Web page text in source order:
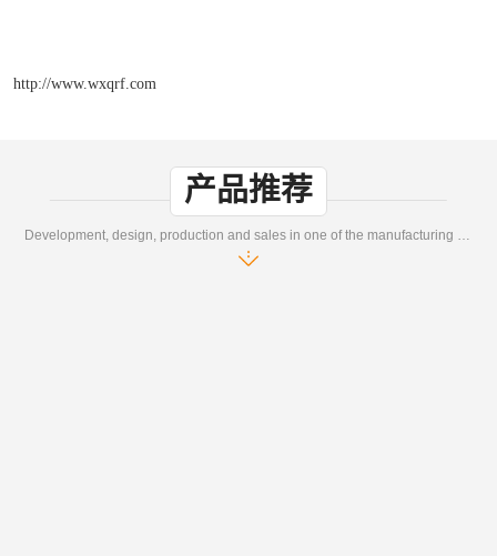
http://www.wxqrf.com
产品推荐
Development, design, production and sales in one of the manufacturing enterprises